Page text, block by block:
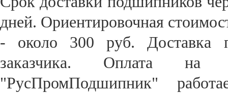
дней. Ориентировочная
- около 300 руб. Доставка
заказчика. Оплата на
"РусПромПодшипник"